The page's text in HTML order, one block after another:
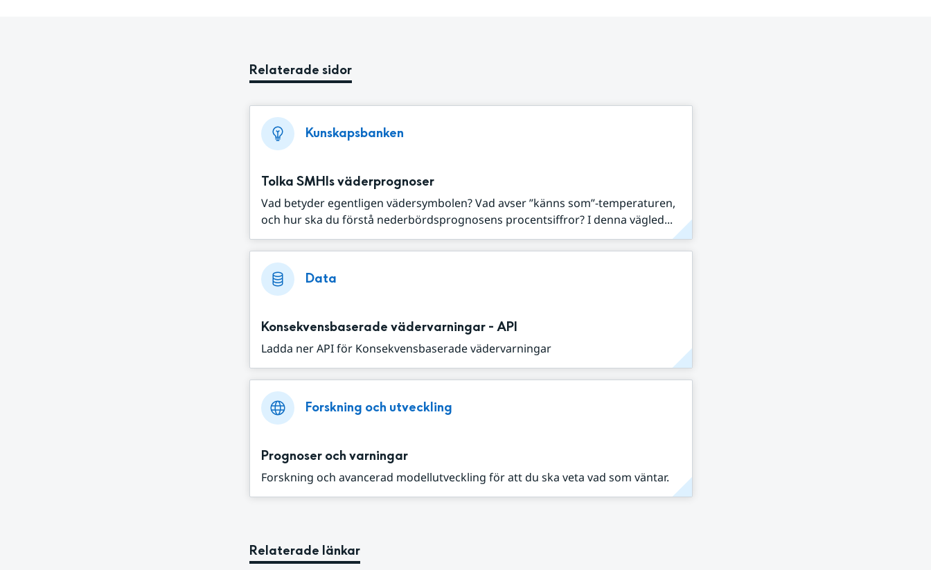
Relaterade sidor
Kunskapsbanken
Tolka SMHIs väderprognoser
Vad betyder egentligen vädersymbolen? Vad avser ”känns som”-temperaturen,
och hur ska du förstå nederbördsprognosens procentsiffror? I denna vägled...
Data
Konsekvensbaserade vädervarningar - API
Ladda ner API för Konsekvensbaserade vädervarningar
Forskning och utveckling
Prognoser och varningar
Forskning och avancerad modellutveckling för att du ska veta vad som väntar.
Relaterade länkar